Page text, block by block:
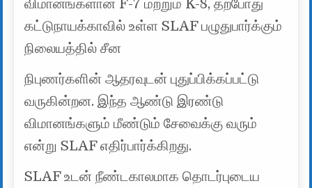
விமானங்களான F-7 மற்றும் K-8, தற்போது
கட்டுநாயக்காவில் உள்ள SLAF பழுதுபார்க்கும்
நிலையத்தில் சீன
நிபுணர்களின் ஆதரவுடன் புதுப்பிக்கப்பட்டு
வருகின்றன. இந்த ஆண்டு இரண்டு
விமானங்களும் மீண்டும் சேவைக்கு வரும்
என்று SLAF எதிர்பார்க்கிறது.
SLAF உடன் நீண்டகாலமாக தொடர்புடைய